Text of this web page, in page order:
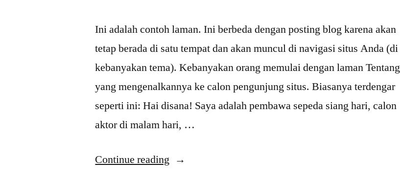
Ini adalah contoh laman. Ini berbeda dengan posting blog karena akan
tetap berada di satu tempat dan akan muncul di navigasi situs Anda (di
kebanyakan tema). Kebanyakan orang memulai dengan laman Tentang
yang mengenalkannya ke calon pengunjung situs. Biasanya terdengar
seperti ini: Hai disana! Saya adalah pembawa sepeda siang hari, calon
aktor di malam hari, …
Continue reading “4